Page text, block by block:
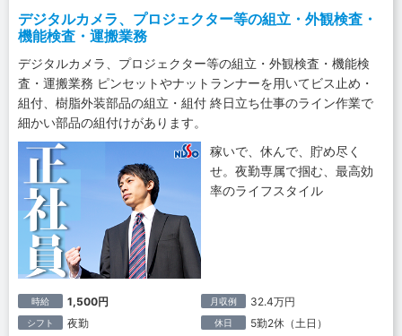
デジタルカメラ、プロジェクター等の組立・外観検査・
機能検査・運搬業務
デジタルカメラ、プロジェクター等の組立・外観検査・機能検
査・運搬業務 ピンセットやナットランナーを用いてビス止め・
組付、樹脂外装部品の組立・組付 終日立ち仕事のライン作業で
細かい部品の組付けがあります。
稼いで、休んで、貯め尽く
せ。夜勤専属で掴む、最高効
率のライフスタイル
時給 1,500円 月収例 32.4万円
シフト 夜勤 休日 5勤2休（土日）